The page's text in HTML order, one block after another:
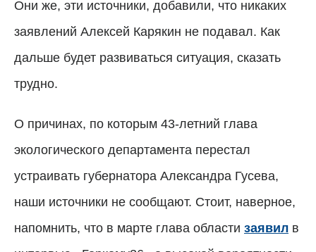
Они же, эти источники, добавили, что никаких
заявлений Алексей Карякин не подавал. Как
дальше будет развиваться ситуация, сказать
трудно.
О причинах, по которым 43-летний глава
экологического департамента перестал
устраивать губернатора Александра Гусева,
наши источники не сообщают. Стоит, наверное,
напомнить, что в марте глава области заявил в